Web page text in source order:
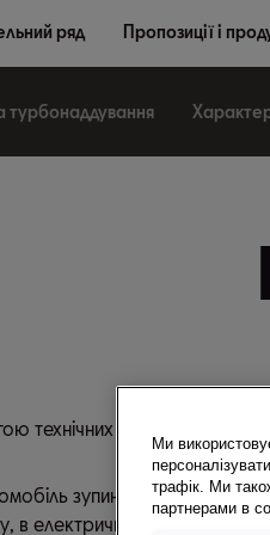
ряд Пропозиції і
турбонаддування
технічних процесів
зупиняється,
в електричну енергію.
Ми
трафік. Ми
партнерами в